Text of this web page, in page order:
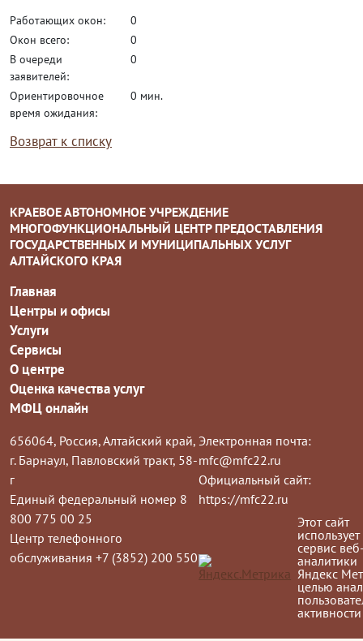
работающих окон:
0
окон всего:
0
в очереди
заявителей:
0
ориентировочное
время ожидания:
0 мин.
Возврат к списку
КРАЕВОЕ АВТОНОМНОЕ УЧРЕЖДЕНИЕ
МНОГОФУНКЦИОНАЛЬНЫЙ ЦЕНТР ПРЕДОСТАВЛЕНИЯ
ГОСУДАРСТВЕННЫХ И МУНИЦИПАЛЬНЫХ УСЛУГ
АЛТАЙСКОГО КРАЯ
Главная
Центры и офисы
Услуги
Сервисы
О центре
Оценка качества услуг
МФЦ онлайн
656064, Россия, Алтайский край,
г. Барнаул, Павловский тракт, 58-
г
Единый федеральный номер 8
800 775 00 25
Центр телефонного
обслуживания +7 (3852) 200 550
Электронная почта:
mfc@mfc22.ru
Официальный сайт:
https://mfc22.ru
Этот сайт
использует
сервис
аналитики
Яндекс
целью
активности